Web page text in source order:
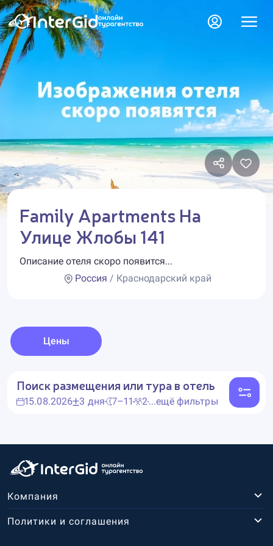
Family Apartments На
Улице Жлобы 141
Описание отеля скоро появится...
Россия / Краснодарский край
Цены
Поиск размещения или тура в отель
15.08.2026 3 дня 7–11 2...ещё фильтры
Компания
Политики и соглашения